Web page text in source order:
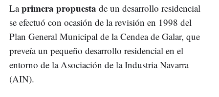
Laprimera propuesta de un desarrollo residencial
se efectuó con ocasión de la revisión en 1998 del
Plan General Municipal de la Cendea de Galar, que
preveía un pequeño desarrollo residencial en el
entorno de la Asociación de la Industria Navarra
(AIN).